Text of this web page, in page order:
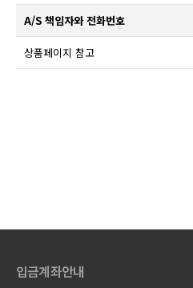
A/S 책임자와 전화번호
상품페이지 참고
입금계좌안내